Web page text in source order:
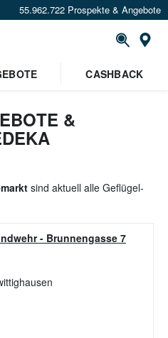
55.962.722 Prospekte & Angebote
festlegen
CASHBACK
&
sind aktuell alle Geflügel-
- Brunnengasse 7